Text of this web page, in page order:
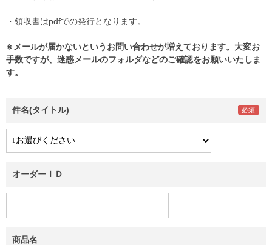
・領収書はpdfでの発行となります。
※メールが届かないというお問い合わせが増えております。大変お
手数ですが、迷惑メールのフォルダなどのご確認をお願いいたしま
す。
件名(タイトル)
オーダーＩＤ
商品名